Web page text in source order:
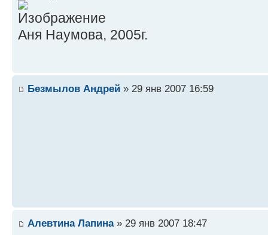
Аня Наумова, 2005г.
Безмылов Андрей » 29 янв 2007 16:59
Алевтина Лапина» 29 янв 2007 18:47